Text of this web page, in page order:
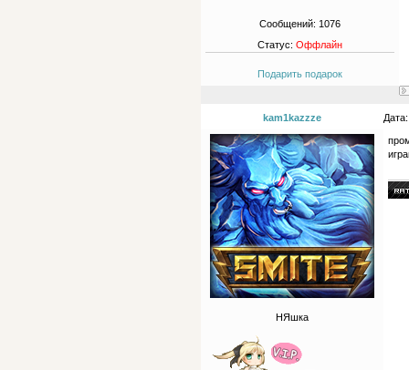
Сообщений: 1076
Статус: Оффлайн
Подарить подарок
kam1kazzze
НЯшка